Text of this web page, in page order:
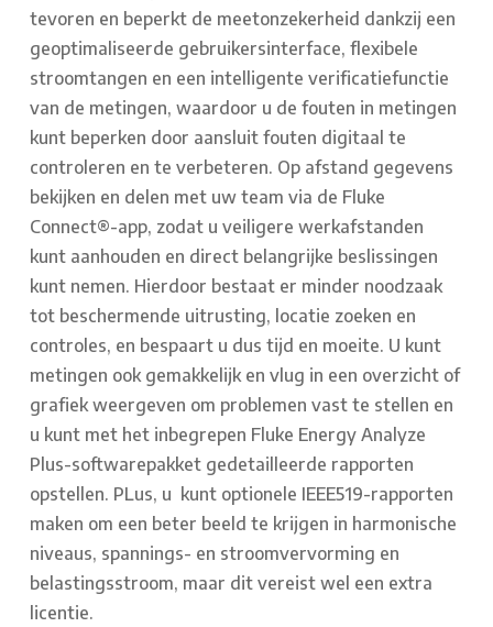
tevoren en beperkt de meetonzekerheid dankzij een
geoptimaliseerde gebruikersinterface, flexibele
stroomtangen en een intelligente verificatiefunctie
van de metingen, waardoor u de fouten in metingen
kunt beperken door aansluit fouten digitaal te
controleren en te verbeteren. Op afstand gegevens
bekijken en delen met uw team via de Fluke
Connect®-app, zodat u veiligere werkafstanden
kunt aanhouden en direct belangrijke beslissingen
kunt nemen. Hierdoor bestaat er minder noodzaak
tot beschermende uitrusting, locatie zoeken en
controles, en bespaart u dus tijd en moeite. U kunt
metingen ook gemakkelijk en vlug in een overzicht of
grafiek weergeven om problemen vast te stellen en
u kunt met het inbegrepen Fluke Energy Analyze
Plus-softwarepakket gedetailleerde rapporten
opstellen. PLus, u kunt optionele IEEE519-rapporten
maken om een beter beeld te krijgen in harmonische
niveaus, spannings- en stroomvervorming en
belastingsstroom, maar dit vereist wel een extra
licentie.